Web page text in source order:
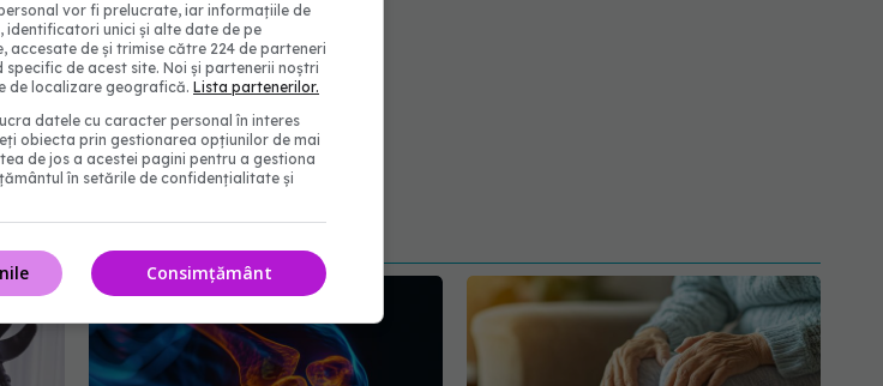
vor fi prelucrate, iar informațiile de
identificatori unici și alte date de pe
de și trimise către 224 de parteneri
de acest site. Noi și partenerii noștri
de localizare geografică. Lista partenerilor.
datele cu caracter personal în interes
obiecta prin gestionarea opțiunilor de mai
de jos a acestei pagini pentru a gestiona
în setările de confidențialitate și
Consimțământ